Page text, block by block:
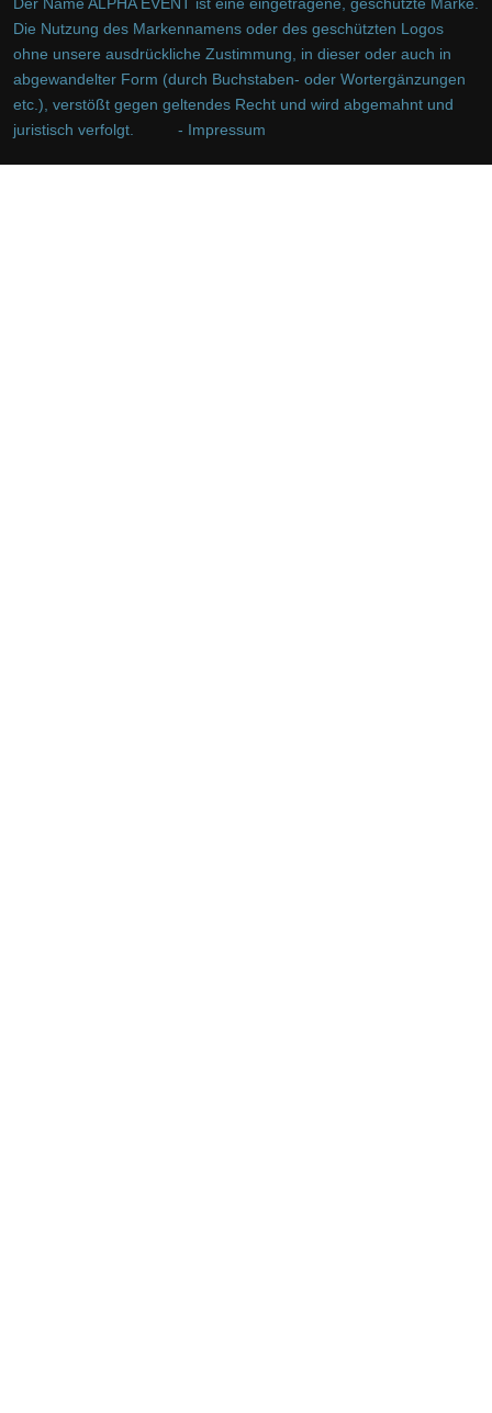
Der Name ALPHA EVENT ist eine eingetragene, geschützte Marke.
Die Nutzung des Markennamens oder des geschützten Logos
ohne unsere ausdrückliche Zustimmung, in dieser oder auch in
abgewandelter Form (durch Buchstaben- oder Wortergänzungen
etc.), verstößt gegen geltendes Recht und wird abgemahnt und
juristisch verfolgt.
- Impressum